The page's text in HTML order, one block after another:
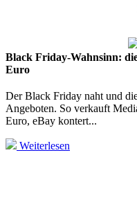
Black Friday-Wahnsinn:
Euro
Der Black Friday naht und
Angeboten. So verkauft
Euro, eBay kontert...
Weiterlesen